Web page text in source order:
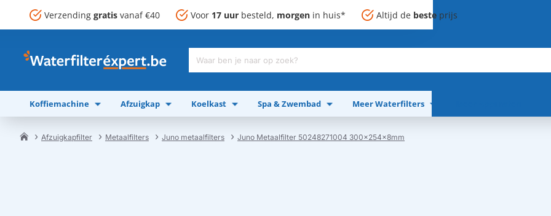
Verzending gratis vanaf €40 Voor 17 uur besteld, morgen in huis* Altijd de beste prijs
Waar
je
naar
op
Koffiemachine Afzuigkap Koelkast Spa & Zwembad Meer Waterfilters
Afzuigkapfilter Metaalfilters Juno metaalfilters Juno Metaalfilter 50248271004 300x254x8mm